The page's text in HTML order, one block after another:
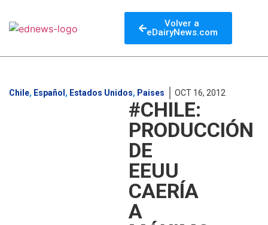
Volver a
eDairyNews.com
Chile, Español , Estados Unidos, Paises OCT 16, 2012
#CHILE:
PRODUCCIÓN
DE
EEUU
CAERÍA
A